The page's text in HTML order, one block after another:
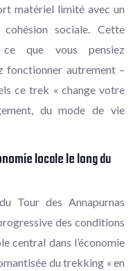
matériel limité avec un
sociale. Cette
que vous pensiez
fonctionner autrement –
ce trek « change votre
du mode de vie
locale le long du
Tour des Annapurnas
des conditions
central dans l’économie
du trekking « en